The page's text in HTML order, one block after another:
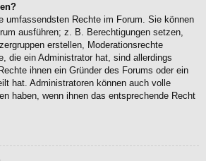
umfassendsten Rechte im Forum. Sie können
ausführen; z. B. Berechtigungen setzen,
erstellen, Moderationsrechte
die ein Administrator hat, sind allerdings
ihnen ein Gründer des Forums oder ein
hat. Administratoren können auch volle
haben, wenn ihnen das entsprechende Recht